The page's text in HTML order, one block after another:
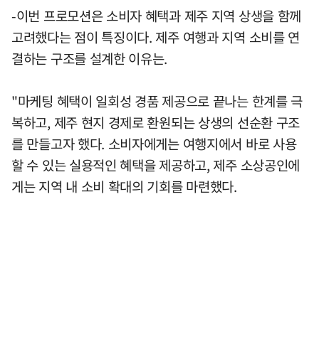
-이번 프로모션은 소비자 혜택과 제주 지역 상생을 함께
고려했다는 점이 특징이다. 제주 여행과 지역 소비를 연
결하는 구조를 설계한 이유는.
"마케팅 혜택이 일회성 경품 제공으로 끝나는 한계를 극
복하고, 제주 현지 경제로 환원되는 상생의 선순환 구조
를 만들고자 했다. 소비자에게는 여행지에서 바로 사용
할 수 있는 실용적인 혜택을 제공하고, 제주 소상공인에
게는 지역 내 소비 확대의 기회를 마련했다.